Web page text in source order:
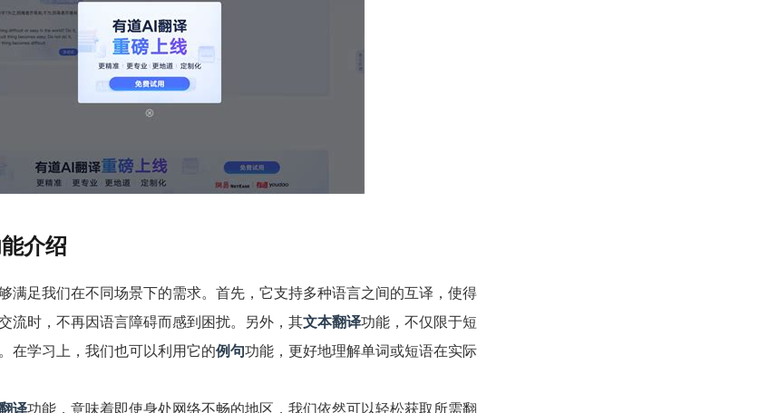
介绍
满足我们在不同场景下的需求。首先，它支持多种语言之间的互译，使得
流时，不再因语言障碍而感到困扰。另外，其文本翻译功能，不仅限于短
在学习上，我们也可以利用它的例句功能，更好地理解单词或短语在实际
译功能，意味着即使身处网络不畅的地区，我们依然可以轻松获取所需翻